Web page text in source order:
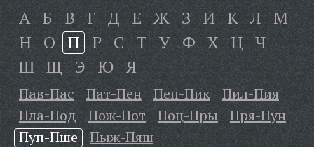
А Б В Г Д Е Ж З И К Л М
Н О П Р С Т У Ф Х Ц Ч
Ш Щ Э Ю Я
Пав-Пас Пат-Пен Пеп-Пик
Пил-Пия
Пла-Под
Пож-Пот Поц-Пры
Пря-Пун
Пуп-Пше
Пыж-Пяш